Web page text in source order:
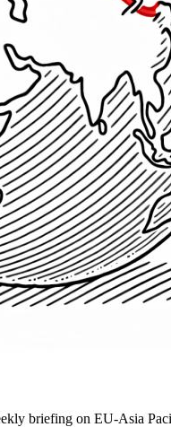
briefing on EU-Asia